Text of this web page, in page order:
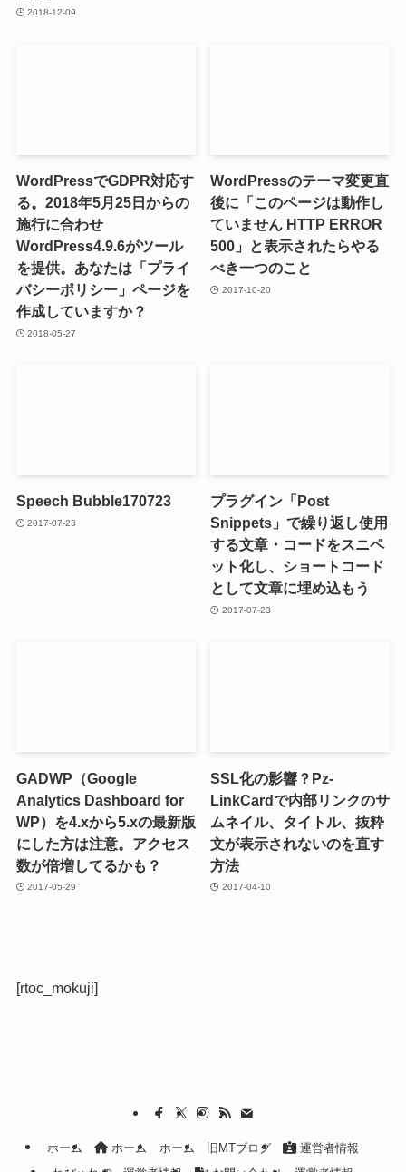
2018-12-09
WordPressでGDPR対応す
る。2018年5月25日からの
施行に合わせ
WordPress4.9.6がツール
を提供。あなたは「プライ
バシーポリシー」ページを
作成していますか？
2018-05-27
WordPressのテーマ変更直
後に「このページは動作し
ていません HTTP ERROR
500」と表示されたらやる
べき一つのこと
2017-10-20
Speech Bubble170723
2017-07-23
プラグイン「Post
Snippets」で繰り返し使用
する文章・コードをスニペ
ット化し、ショートコード
として文章に埋め込もう
2017-07-23
GADWP（Google
Analytics Dashboard for
WP）を4.xから5.xの最新版
にした方は注意。アクセス
数が倍増してるかも？
2017-05-29
SSL化の影響？Pz-
LinkCardで内部リンクのサ
ムネイル、タイトル、抜粋
文が表示されないのを直す
方法
2017-04-10
[rtoc_mokuji]
ホーム ホーム ホーム 旧MTブログ
運営者情報